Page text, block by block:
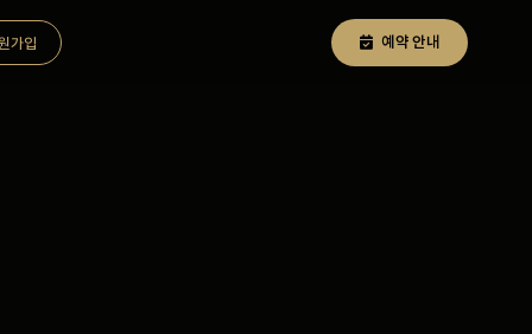
가입 예약 안내